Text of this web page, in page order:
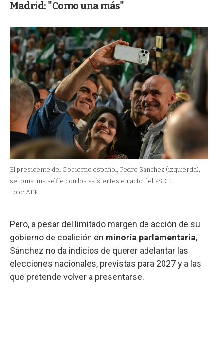
Madrid: "Como una más"
El presidente del Gobierno español, Pedro Sánchez (izquierda),
se toma una selfie con los asistentes en acto del PSOE.
Foto: AFP
Pero, a pesar del limitado margen de acción de su
gobierno de coalición en minoría parlamentaria,
Sánchez no da indicios de querer adelantar las
elecciones nacionales, previstas para 2027 y a las
que pretende volver a presentarse.